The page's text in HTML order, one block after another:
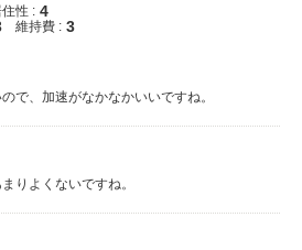
住性 : 4
維持費 : 3
で、加速がなかなかいいですね。
りよくないですね。